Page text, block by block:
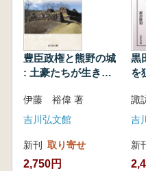
豊臣政権と熊野の城
: 土豪たちが生き抜
伊藤 裕偉 著
吉川弘文館
新刊 取り寄せ
2,750円
黒
を
諏
吉
新